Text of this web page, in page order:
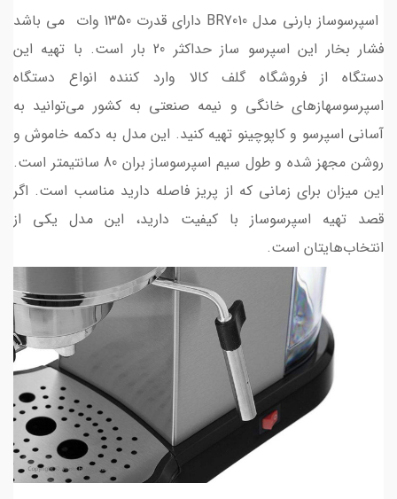
اسپرسوساز بارنی مدل BR7010 دارای قدرت 1350 وات می باشد
فشار بخار این اسپرسو ساز حداکثر 20 بار است. با تهیه این
دستگاه از فروشگاه گلف کالا وارد کننده انواع دستگاه
اسپرسوسهازهای خانگی و نیمه صنعتی به کشور می‌توانید به
آسانی اسپرسو و کاپوچینو تهیه کنید. این مدل به دکمه خاموش و
روشن مجهز شده و طول سیم اسپرسوساز بران 80 سانتیمتر است.
این میزان برای زمانی که از پریز فاصله دارید مناسب است. اگر
قصد تهیه اسپرسوساز با کیفیت دارید، این مدل یکی از
انتخاب‌هایتان است.